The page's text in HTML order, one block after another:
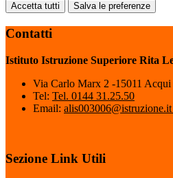
Accetta tutti Salva le preferenze
Contatti
Istituto Istruzione Superiore Rita
Via Carlo Marx 2 -15011
Tel: Tel. 0144 31.25.50
Email: alis003006@istruzione.it
Sezione Link Utili